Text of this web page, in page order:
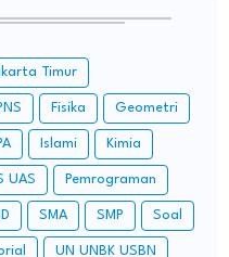
Timur
Fisika Geometri
Islami Kimia
UAS Pemrograman
SMA SMP Soal
UN UNBK USBN